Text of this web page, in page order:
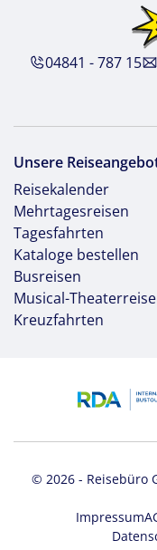
04841 - 787 15
Unsere
Reisekalender
Mehrtagesreisen
Tagesfahrten
Kataloge bestellen
Busreisen
Musical-
Kreuzfahrten
© 2026 - Reisebüro
Impressum